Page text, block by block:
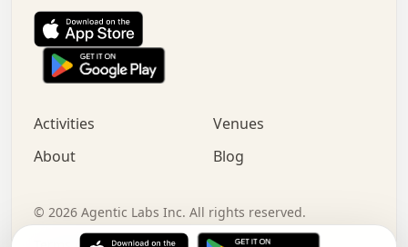
.   .   .   .   .   .   .   +   .   .   x   .   .
.   .   .   .   .   :   +   .   .   .   .   .   o
.   .   .   .   .   .   .   .   .   .   .   .   .
.   .   :   o   .   .   .   .   .   .   .   +   .
.   o   .   .   .   .   x   .   .   .   .   .   .
+   .   o   .   .   .   .   o   .   .   .   .
.   +   .   .   .   .   .   .   .   .   :   .   x
.   .   .   .   .   .   .   .   .   .   .   .   .   .
Activities
Venues
About
Blog
© 2026 Agentic Labs Inc. All rights reserved.